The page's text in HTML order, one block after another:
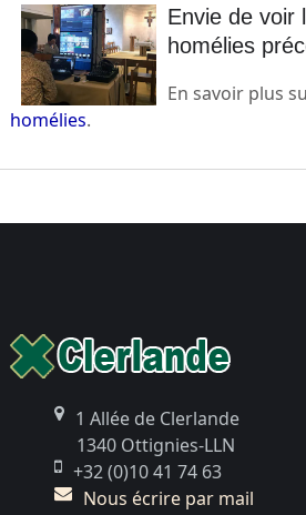
Envie de voir
homélies
En savoir plus
homélies.
1 Allée de Clerlande
1340 Ottignies-LLN
+32 (0)10 41 74 63
Nous écrire par mail